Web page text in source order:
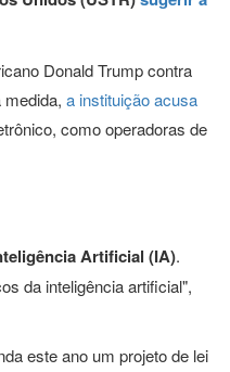
Donald Trump contra
a instituição acusa
como operadoras de
Artificial (IA).
da inteligência artificial",
este ano um projeto de lei